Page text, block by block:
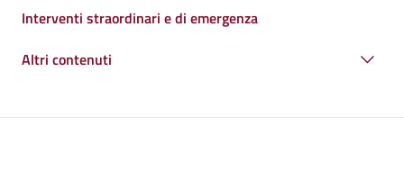
Interventi straordinari e di emergenza
Altri contenuti